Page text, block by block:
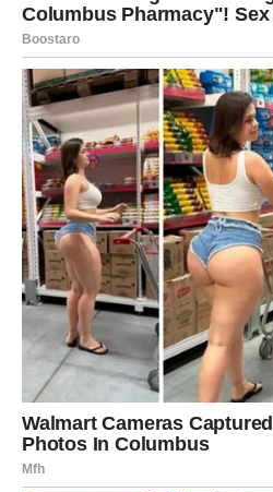
Pred vama su dani puni
BLIZANCI
Zvijezde vam donose veoma
poruke i susrete.
Jedna osoba mogla bi vam
ljubav i budućnost.
Sudbina vam šalje
Pred vama su veoma uzbudljivi
RAK